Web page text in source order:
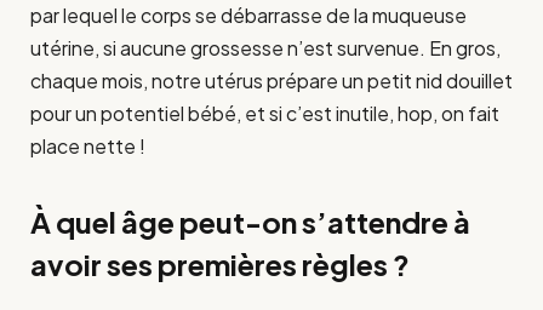
par lequel le corps se débarrasse de la muqueuse
utérine, si aucune grossesse n’est survenue. En gros,
chaque mois, notre utérus prépare un petit nid douillet
pour un potentiel bébé, et si c’est inutile, hop, on fait
place nette !
À quel âge peut-on s’attendre à
avoir ses premières règles ?